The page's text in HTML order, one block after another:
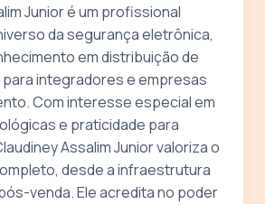
Junior é um profissional
da segurança eletrônica,
em distribuição de
integradores e empresas
Com interesse especial em
e praticidade para
Assalim Junior valoriza o
desde a infraestrutura
venda. Ele acredita no poder